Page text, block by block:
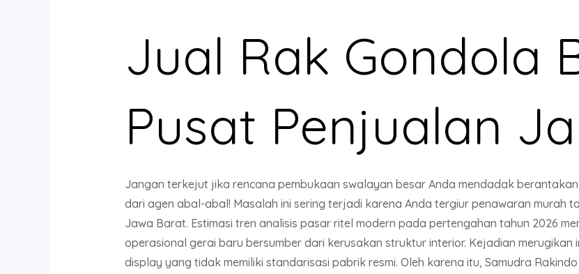
Jual Rak Gondola
Pusat Penjualan
Jangan terkejut jika rencana pembukaan swalayan besar Anda mendadak
dari agen abal-abal! Masalah ini sering terjadi karena Anda tergiur penawaran murah
Jawa Barat. Estimasi tren analisis pasar ritel modern pada pertengahan tahun 2026
operasional gerai baru bersumber dari kerusakan struktur interior. Kejadian
display yang tidak memiliki standarisasi pabrik resmi. Oleh karena itu, Samudra